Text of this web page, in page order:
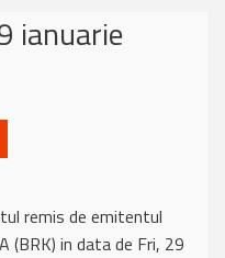
ianuarie
remis de emitentul
(BRK) in data de Fri, 29